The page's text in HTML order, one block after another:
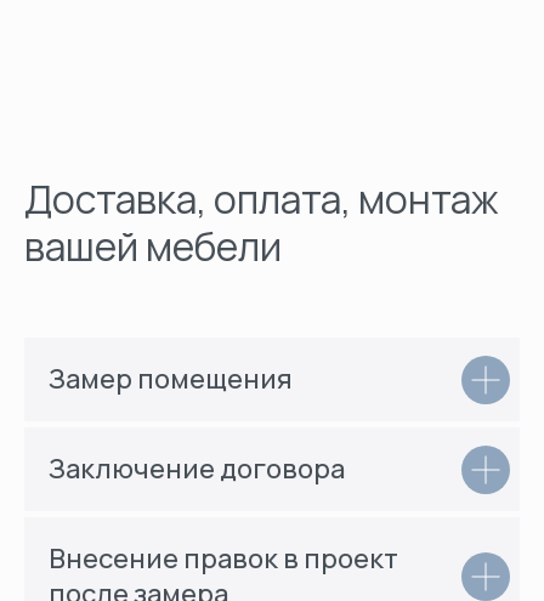
Доставка, оплата, монтаж
вашей мебели
Замер помещения
Заключение договора
Внесение правок в проект